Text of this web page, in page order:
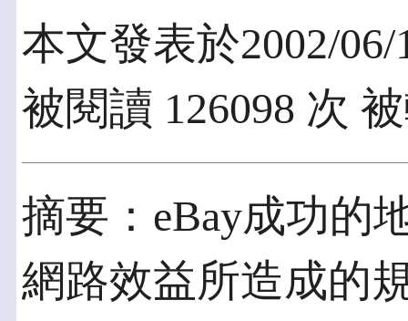
本文發表於2002/06/
被閱讀 126098 次
摘要：eBay成功的
網路效益所造成的